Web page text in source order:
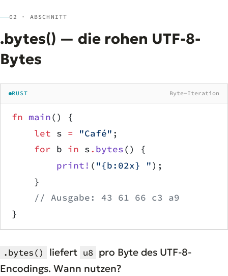
02 · ABSCHNITT
.bytes() — die rohen UTF-8-
Bytes
RUST Byte-Iteration
fn main() {
    let
s = "Café" ;
    for
b in s. bytes() {
        print!
( "{b:02x} ");
    }
    // Ausgabe: 43 61 66 c3 a9
}
.bytes() liefert u8 pro Byte des UTF-8-
Encodings. Wann nutzen?